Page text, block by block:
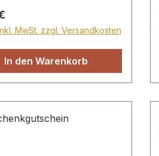
ein reines,
Herz. Dieses neue Herz
für Gott leben (grün)
ewig (gold). Format
Preis:
MwSt. zzgl. Versandkosten
In den Warenkorb